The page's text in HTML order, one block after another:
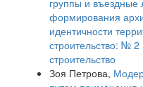
группы и въездные
формирования
идентичности
строительство: №
строительство
Зоя Петрова,